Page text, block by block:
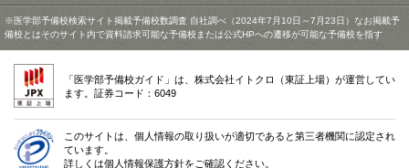
※医学部予備校検索サイト掲載予備校数調査 自社調べ（2024年7月10日～7月23日）なお掲載予
備校とはそのサイト内で資料請求可能な予備校または公式HPへの遷移が可能な予備校を指す
「医学部予備校ガイド」は、株式会社イトクロ（東証上場）が運営してい
ます。証券コード：6049
このサイトは、個人情報の取り扱いが適切であると第三者機関に認定され
ています。
詳しくは個人情報保護方針をご確認ください。